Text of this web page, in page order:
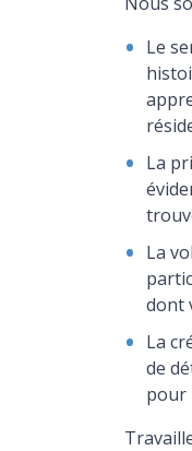
Le
La
La
dont
La
de
pour